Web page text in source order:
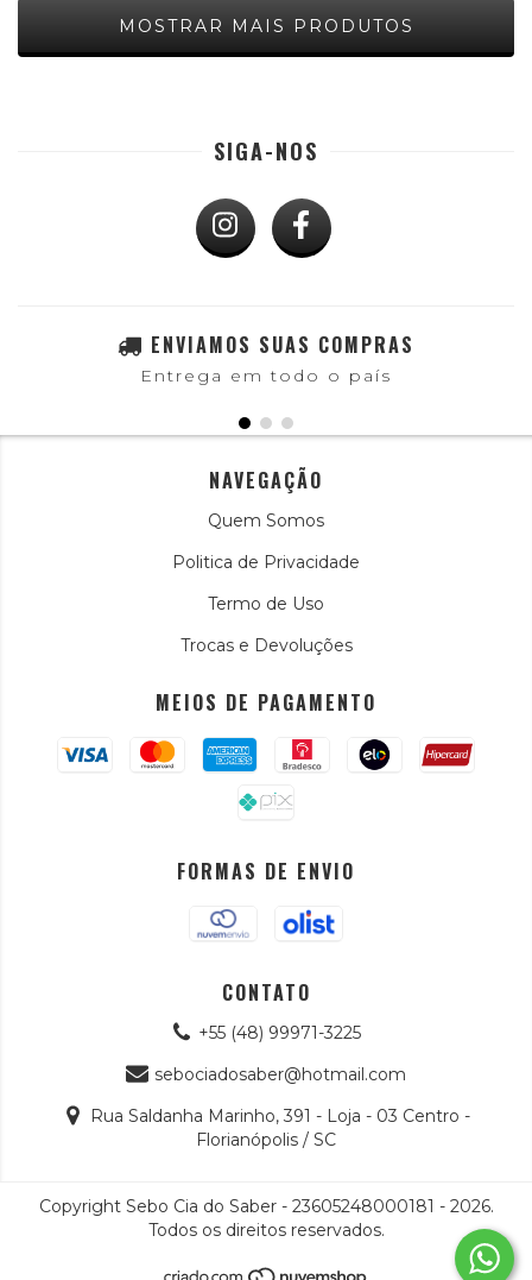
MOSTRAR MAIS PRODUTOS
SIGA-NOS
ENVIAMOS SUAS COMPRAS
Entrega em todo o país
NAVEGAÇÃO
Quem Somos
Politica de Privacidade
Termo de Uso
Trocas e Devoluções
MEIOS DE PAGAMENTO
FORMAS DE ENVIO
CONTATO
+55 (48) 99971-3225
sebociadosaber@hotmail.com
Rua Saldanha Marinho, 391 - Loja - 03 Centro -
Florianópolis / SC
Copyright Sebo Cia do Saber - 23605248000181 - 2026.
Todos os direitos reservados.